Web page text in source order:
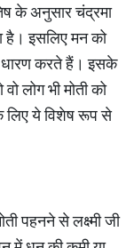
के अनुसार चंद्रमा
है। इसलिए मन को
धारण करते हैं। इसके
लोग भी मोती को
ये विशेष रूप से
पहनने से लक्ष्मी जी